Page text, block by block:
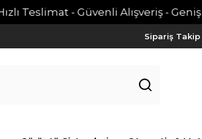
Teslimat - Güvenli Alışveriş - Geniş
Sipariş Takip